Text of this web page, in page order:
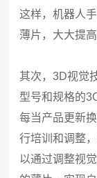
这样，机器人
薄片，大大提
其次，3D视觉
型号和规格的
每当产品更新
行培训和调整
以通过调整视